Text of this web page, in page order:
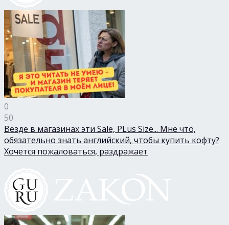
0
50
Везде в магазинах эти Sale, PLus Size... Мне что,
обязательно знать английский, чтобы купить кофту?
Хочется пожаловаться, раздражает